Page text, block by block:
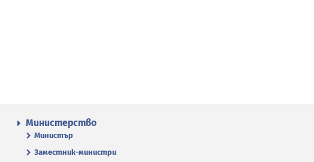
Министерство
Министър
Заместник-министри